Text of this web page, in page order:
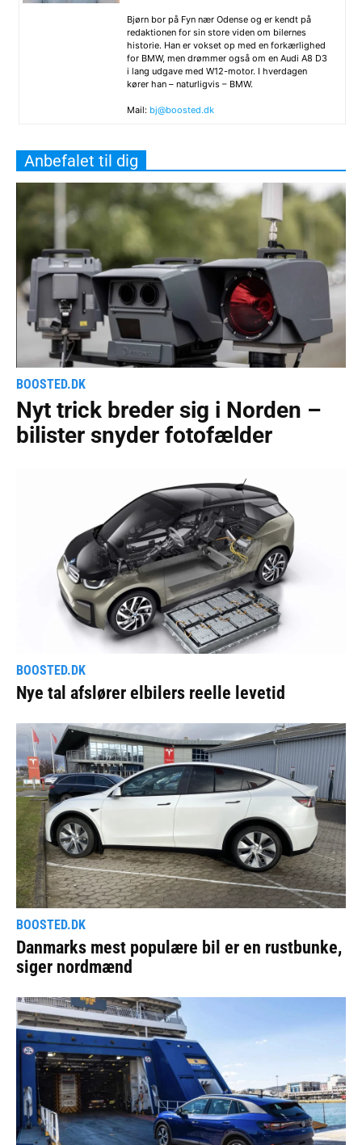
Bjørn bor på Fyn nær Odense og er kendt på
redaktionen for sin store viden om bilernes
historie. Han er vokset op med en forkærlighed
for BMW, men drømmer også om en Audi A8 D3
i lang udgave med W12-motor. I hverdagen
kører han – naturligvis – BMW.
Mail: bj@boosted.dk